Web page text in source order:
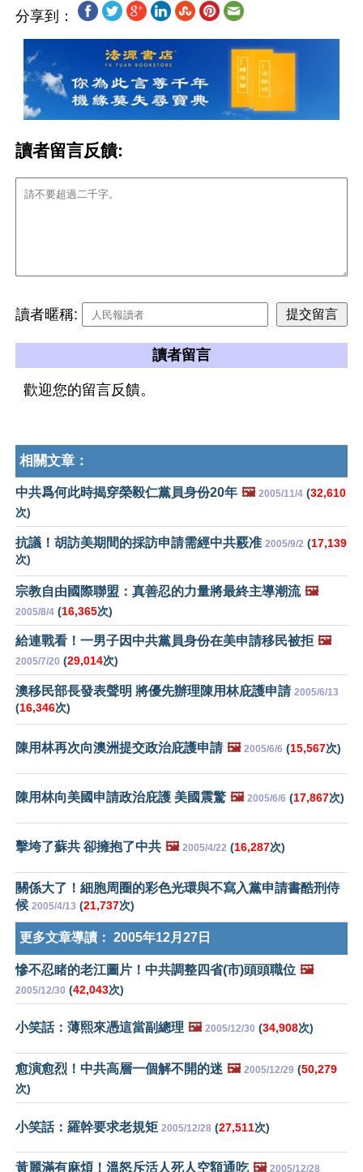
分享到：
讀者留言反饋:
讀者暱稱:
讀者留言
歡迎您的留言反饋。
相關文章：
中共爲何此時揭穿榮毅仁黨員身份20年 🖼️ 2005/11/4 (32,610
次)
抗議！胡訪美期間的採訪申請需經中共覈准 2005/9/2 (17,139
次)
宗教自由國際聯盟：真善忍的力量將最終主導潮流 🖼️
2005/8/4 (16,365次)
給連戰看！一男子因中共黨員身份在美申請移民被拒 🖼️
2005/7/20 (29,014次)
澳移民部長發表聲明 將優先辦理陳用林庇護申請 2005/6/13
(16,346次)
陳用林再次向澳洲提交政治庇護申請 🖼️ 2005/6/6 (15,567次)
陳用林向美國申請政治庇護 美國震驚 🖼️ 2005/6/6 (17,867次)
擊垮了蘇共 卻擁抱了中共 🖼️ 2005/4/22 (16,287次)
關係大了！細胞周圈的彩色光環與不寫入黨申請書酷刑侍
候 2005/4/13 (21,737次)
更多文章導讀： 2005年12月27日
慘不忍睹的老江圖片！中共調整四省(市)頭頭職位 🖼️
2005/12/30 (42,043次)
小笑話：薄熙來憑這當副總理 🖼️ 2005/12/30 (34,908次)
愈演愈烈！中共高層一個解不開的迷 🖼️ 2005/12/29 (50,279
次)
小笑話：羅幹要求老規矩 2005/12/28 (27,511次)
黃麗滿有麻煩！溫怒斥活人死人空額通吃 🖼️ 2005/12/28